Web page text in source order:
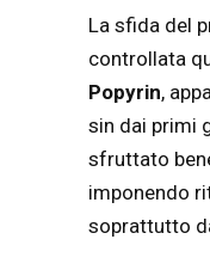
La sfida del
controllata
Popyrin,
sin dai primi
sfruttato
imponendo
soprattutto